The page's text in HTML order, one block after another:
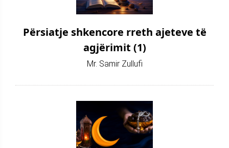
Përsiatje shkencore rreth ajeteve të
agjërimit (1)
Mr. Samir Zullufi